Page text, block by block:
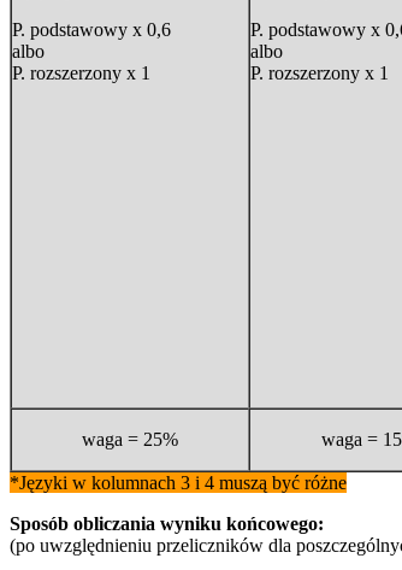
P. podstawowy x 0,6
albo
P. rozszerzony x 1
P. podstawowy x
albo
P. rozszerzony x 1
waga = 25% waga =
*Języki w kolumnach 3 i 4 muszą być różne
Sposób obliczania wyniku końcowego:
(po uwzględnieniu przeliczników dla